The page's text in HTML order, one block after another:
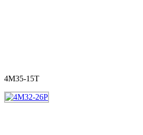
4M35-15T